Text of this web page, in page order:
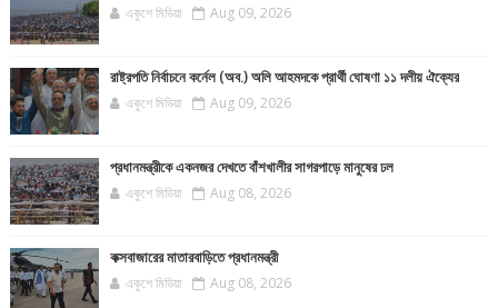
একুশে মিডিয়া Aug 09, 2026
রাষ্ট্রপতি নির্বাচনে কর্নেল (অব.) অলি আহমদকে প্রার্থী ঘোষণা ১১ দলীয় ঐক্যের
একুশে মিডিয়া Aug 09, 2026
প্রধানমন্ত্রীকে একনজর দেখতে বাঁশখালীর সাগরপাড়ে মানুষের ঢল
একুশে মিডিয়া Aug 08, 2026
কক্সবাজারের মাতারবাড়িতে প্রধানমন্ত্রী
একুশে মিডিয়া Aug 08, 2026